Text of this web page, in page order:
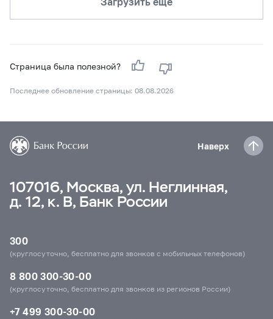
Страница была полезной?
Последнее обновление страницы: 08.08.2026
Наверх
107016, Москва, ул. Неглинная,
д. 12, к. В, Банк России
300
(круглосуточно, бесплатно для звонков с мобильных телефонов)
8 800 300-30-00
(круглосуточно, бесплатно для звонков из регионов России)
+7 499 300-30-00